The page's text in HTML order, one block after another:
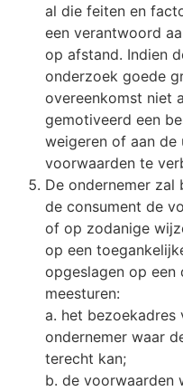
al die feiten en
een verantwoord
op afstand. Indien
onderzoek goede
overeenkomst niet
gemotiveerd een
weigeren of aan
voorwaarden te
De ondernemer
de consument de
of op zodanige
op een
opgeslagen op een
meesturen:
a. het bezoekadres
ondernemer waar
terecht kan;
b. de voorwaarden